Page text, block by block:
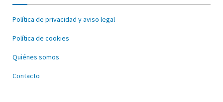
Política de privacidad y aviso legal
Política de cookies
Quiénes somos
Contacto